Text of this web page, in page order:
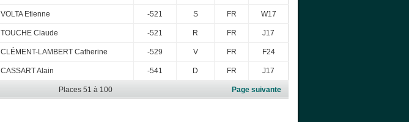
VOLTA Etienne -521 S FR W17
TOUCHE Claude -521 R FR J17
CLÉMENT-LAMBERT Catherine -529 V FR F24
CASSART Alain -541 D FR J17
Places 51 à 100 Page suivante